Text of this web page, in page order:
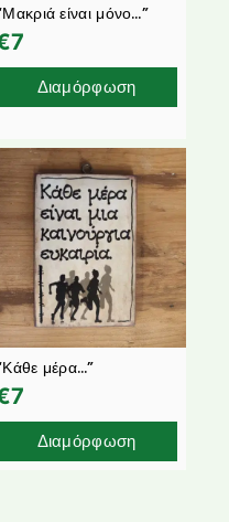
είναι μόνο…”
7
Διαμόρφωση
μέρα…”
7
Διαμόρφωση